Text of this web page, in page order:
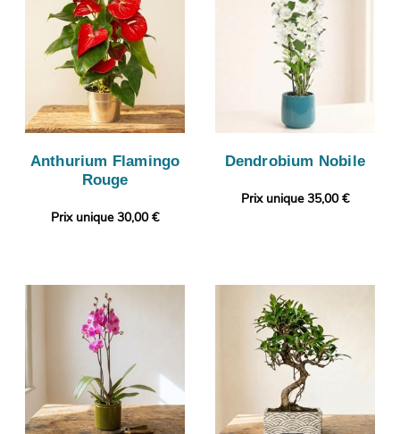
Anthurium Flamingo
Rouge
Prix unique 30,00 €
Dendrobium Nobile
Prix unique 35,00 €